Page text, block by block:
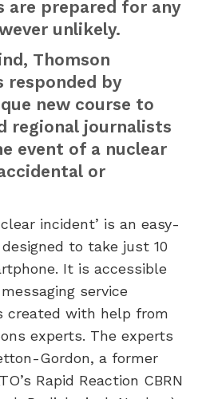
prepared for any
unlikely.
Thomson
responded by
new course to
regional journalists
event of a nuclear
or
incident’ is an easy-
to take just 10
It is accessible
service
created with help from
experts. The experts
Gordon, a former
Rapid Reaction CBRN